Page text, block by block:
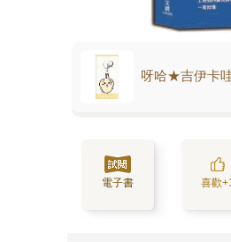
呀哈★吉伊卡
電子書 喜歡